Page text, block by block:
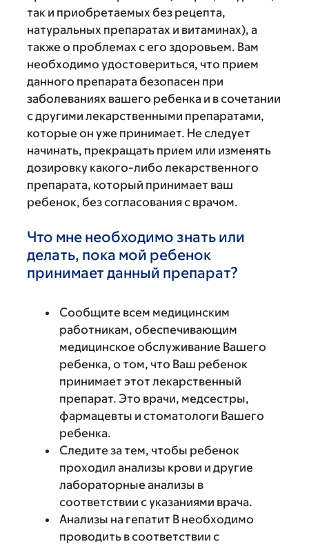
так и приобретаемых без рецепта,
натуральных препаратах и витаминах), а
также о проблемах с его здоровьем. Вам
необходимо удостовериться, что прием
данного препарата безопасен при
заболеваниях вашего ребенка и в сочетании
с другими лекарственными препаратами,
которые он уже принимает. Не следует
начинать, прекращать прием или изменять
дозировку какого-либо лекарственного
препарата, который принимает ваш
ребенок, без согласования с врачом.
Что мне необходимо знать или
делать, пока мой ребенок
принимает данный препарат?
Сообщите всем медицинским
работникам, обеспечивающим
медицинское обслуживание Вашего
ребенка, о том, что Ваш ребенок
принимает этот лекарственный
препарат. Это врачи, медсестры,
фармацевты и стоматологи Вашего
ребенка.
Следите за тем, чтобы ребенок
проходил анализы крови и другие
лабораторные анализы в
соответствии с указаниями врача.
Анализы на гепатит B необходимо
проводить в соответствии с